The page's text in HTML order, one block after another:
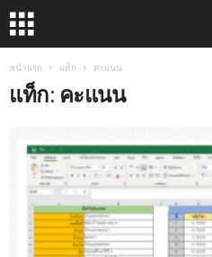
หน้าแรก แท็ก คะแนน
แท็ก: คะแนน